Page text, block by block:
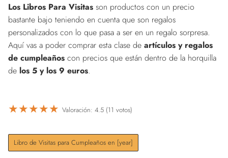
Los Libros Para Visitas son productos con un precio
bastante bajo teniendo en cuenta que son regalos
personalizados con lo que pasa a ser en un regalo sorpresa.
Aquí vas a poder comprar esta clase de artículos y regalos
de cumpleaños con precios que están dentro de la horquilla
de los 5 y los 9 euros.
★★★★★ Valoración: 4.5 (11 votos)
Libro de Visitas para Cumpleaños en [year]